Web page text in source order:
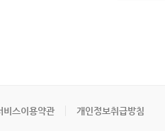
비스이용약관 개인정보취급방침